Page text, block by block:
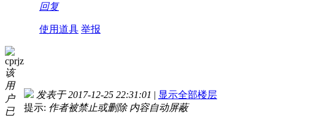
回复
使用道具 举报
cprjz
该
用
户
已
发表于 2017-12-25 22:31:01 | 显示全部楼层
提示: 作者被禁止或删除 内容自动屏蔽